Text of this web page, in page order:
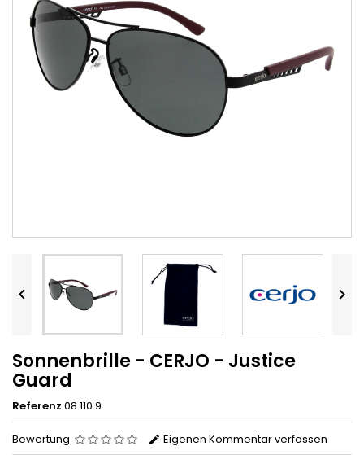
 
Sonnenbrille - CERJO - Justice
Guard
Referenz 08.110.9
Bewertung Eigenen Kommentar verfassen